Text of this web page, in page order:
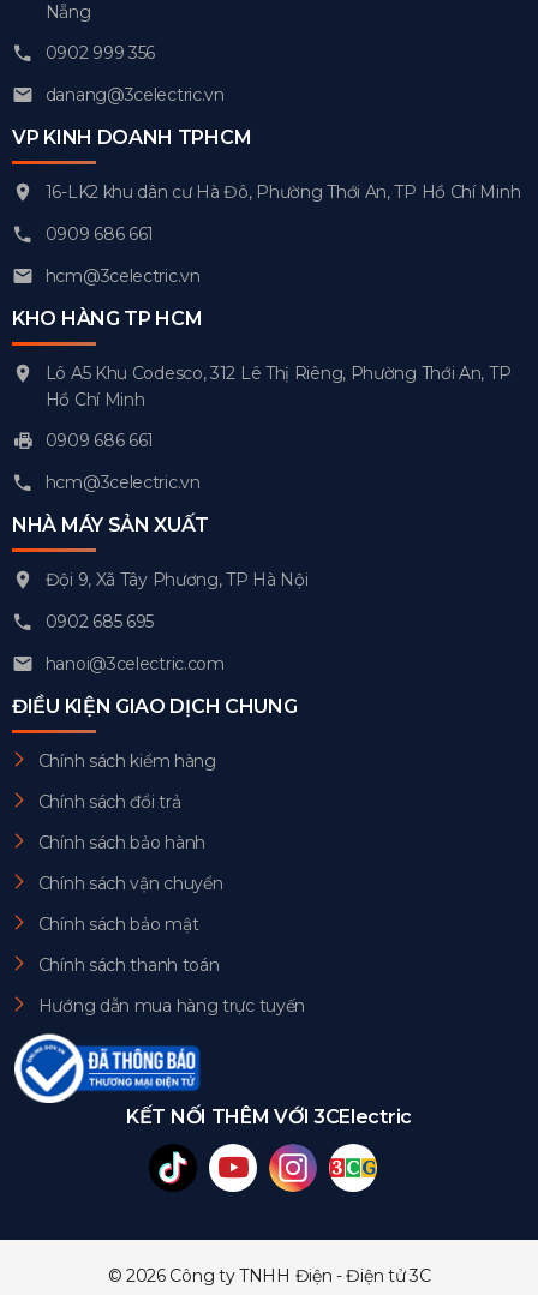
Nẵng
0902 999 356
danang@3celectric.vn
VP KINH DOANH TPHCM
16-LK2 khu dân cư Hà Đô, Phường Thới An, TP Hồ Chí Minh
0909 686 661
hcm@3celectric.vn
KHO HÀNG TP HCM
Lô A5 Khu Codesco, 312 Lê Thị Riêng, Phường Thới An, TP
Hồ Chí Minh
0909 686 661
hcm@3celectric.vn
NHÀ MÁY SẢN XUẤT
Đội 9, Xã Tây Phương, TP Hà Nội
0902 685 695
hanoi@3celectric.com
ĐIỀU KIỆN GIAO DỊCH CHUNG
Chính sách kiểm hàng
Chính sách đổi trả
Chính sách bảo hành
Chính sách vận chuyển
Chính sách bảo mật
Chính sách thanh toán
Hướng dẫn mua hàng trực tuyến
KẾT NỐI THÊM VỚI 3CElectric
© 2026 Công ty TNHH Điện - Điện tử 3C